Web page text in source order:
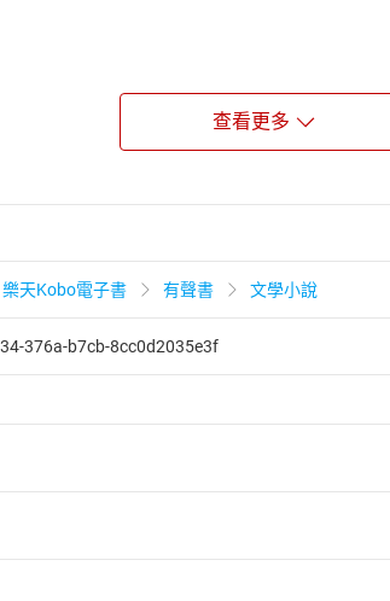
查看更多
樂天Kobo電子書 有聲書 文學小說
376a-b7cb-8cc0d2035e3f
項後段暨通訊交易解除權合理例外情事適用